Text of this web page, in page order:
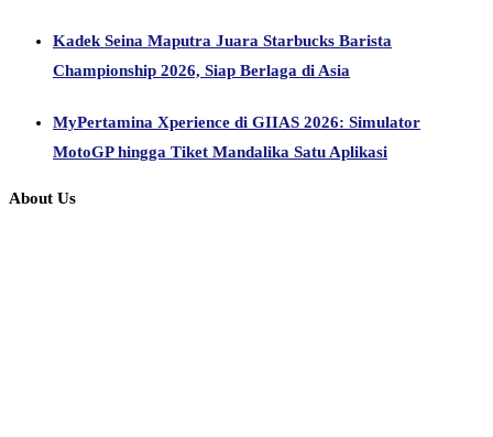
Kadek Seina Maputra Juara Starbucks Barista
Championship 2026, Siap Berlaga di Asia
MyPertamina Xperience di GIIAS 2026: Simulator
MotoGP hingga Tiket Mandalika Satu Aplikasi
About Us